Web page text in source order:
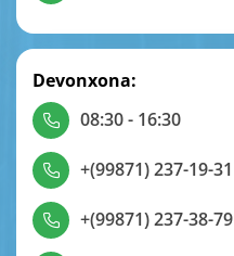
Devonxona:
08:30 - 16:30
+(99871) 237-19-31
+(99871) 237-38-79